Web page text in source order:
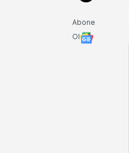
Abone
Ol